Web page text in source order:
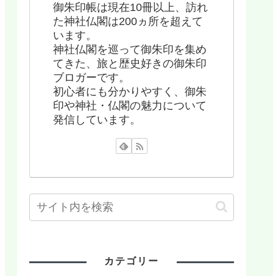
御朱印帳は現在10冊以上、訪れ
た神社仏閣は200ヵ所を超えて
います。
神社仏閣を巡って御朱印を集め
てきた、旅と歴史好きの御朱印
ブロガーです。
初心者にも分かりやすく、御朱
印や神社・仏閣の魅力について
発信しています。
カテゴリー